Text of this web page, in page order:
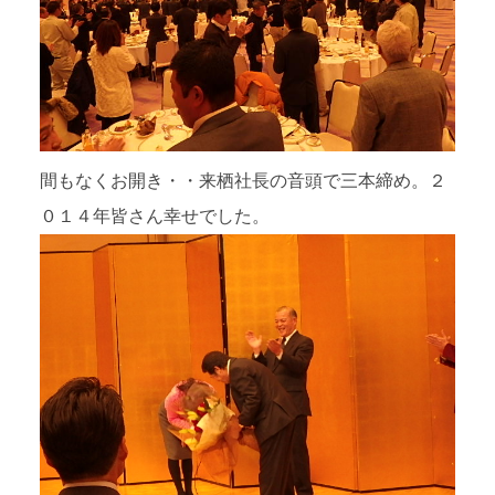
間もなくお開き・・来栖社長の音頭で三本締め。２
０１４年皆さん幸せでした。